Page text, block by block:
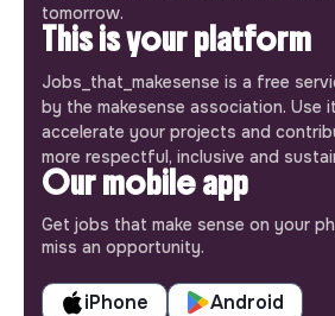
tomorrow.
This is your platform
Jobs_that_makesense is a free
by the makesense association. Use
accelerate your projects and
more respectful, inclusive and
Our mobile app
Get jobs that make sense on your
miss an opportunity.
iPhone Android